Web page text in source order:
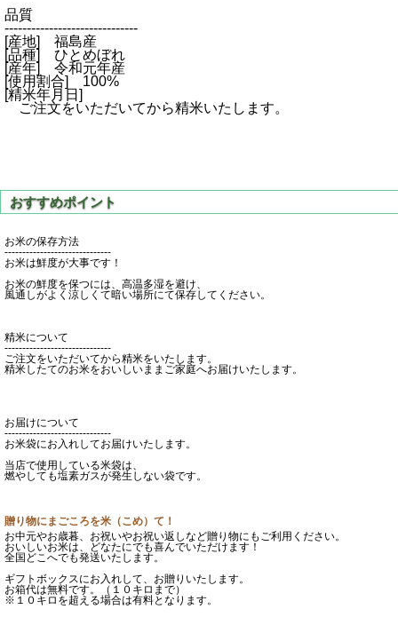
品質
------------------------------
[産地] 福島産
[品種] ひとめぼれ
[産年] 令和元年産
[使用割合] 100%
[精米年月日]
ご注文をいただいてから精米いたします。
お米の保存方法
------------------------------
お米は鮮度が大事です！
お米の鮮度を保つには、高温多湿を避け、
風通しがよく涼しくて暗い場所にて保存してください。
精米について
------------------------------
ご注文をいただいてから精米をいたします。
精米したてのお米をおいしいままご家庭へお届けいたします。
お届けについて
------------------------------
お米袋にお入れしてお届けいたします。
当店で使用している米袋は、
燃やしても塩素ガスが発生しない袋です。
贈り物にまごころを米（こめ）て！
お中元やお歳暮、お祝いやお祝い返しなど贈り物にもご利用ください。
おいしいお米は、どなたにでも喜んでいただけます！
全国どこへでも発送いたします。
ギフトボックスにお入れして、お贈りいたします。
お箱代は無料です。（１０キロまで）
※１０キロを超える場合は有料となります。